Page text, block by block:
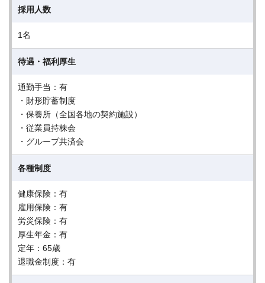
採用人数
1名
待遇・福利厚生
通勤手当：有
・財形貯蓄制度
・保養所（全国各地の契約施設）
・従業員持株会
・グループ共済会
各種制度
健康保険：有
雇用保険：有
労災保険：有
厚生年金：有
定年：65歳
退職金制度：有